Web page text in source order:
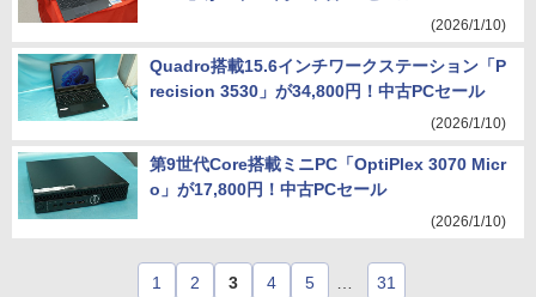
(2026/1/10)
Quadro搭載15.6インチワークステーション「P
recision 3530」が34,800円！中古PCセール
(2026/1/10)
第9世代Core搭載ミニPC「OptiPlex 3070 Micr
o」が17,800円！中古PCセール
(2026/1/10)
1 2 3 4 5 31